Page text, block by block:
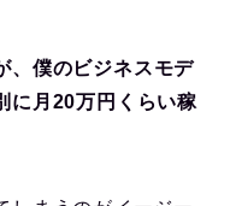
、僕のビジネスモデ
に月20万円くらい稼